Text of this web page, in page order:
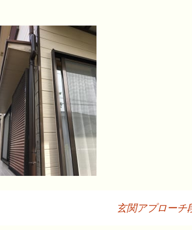
玄関アプローチ